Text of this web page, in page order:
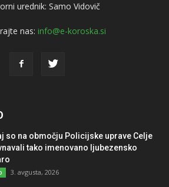
urednik: Samo Vidovič
nas: info@e-koroska.si
so na območju Policijske uprave Celje
tako imenovano ljubezensko
3. avgusta, 2026